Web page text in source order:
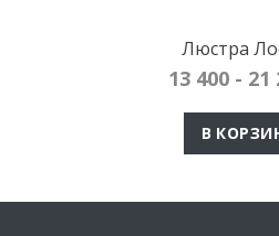
Люстра
13 400 - 21
В